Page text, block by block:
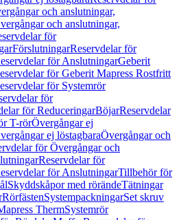
och anslutningar,
och anslutningar,
för
FörslutningarReservdelar för
för AnslutningarGeberit
för Geberit Mapress Rostfritt
för Systemrör
för
för ReduceringarBöjarReservdelar
T-rörÖvergångar ej
ej löstagbaraÖvergångar och
för Övergångar och
Reservdelar för
för AnslutningarTillbehör för
Skyddskåpor med rörändeTätningar
RörfästenSystempackningarSet skruv
ThermSystemrör